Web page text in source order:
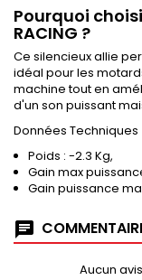
Pourquoi
RACING ?
Ce silencieux allie
idéal pour les
machine tout en
d'un son puissant
Données
Poids : -2.3 Kg,
Gain max
Gain puissance
Aucun